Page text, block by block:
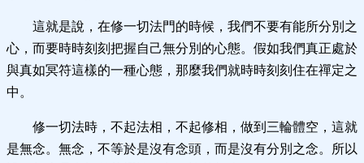
這就是說，在修一切法門的時候，我們不要有能所分別之
心，而要時時刻刻把握自己無分別的心態。假如我們真正處於
與真如冥符這樣的一種心態，那麼我們就時時刻刻住在禪定之
中。
修一切法時，不起法相，不起修相，做到三輪體空，這就
是無念。無念，不等於是沒有念頭，而是沒有分別之念。所以